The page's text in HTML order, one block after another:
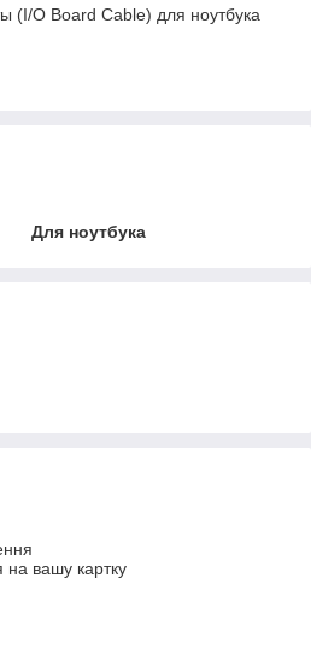
(I/O Board Cable) для ноутбука
Для ноутбука
на вашу картку